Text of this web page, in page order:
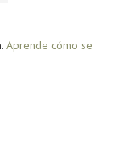
Aprende cómo se